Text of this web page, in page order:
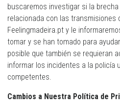
buscaremos investigar si la
relacionada con las transmisiones
Feelingmadeira.pt y le
tomar y se han tomado para
posible que también se requieran
informar los incidentes a la policía
competentes.
Cambios a Nuestra Política de